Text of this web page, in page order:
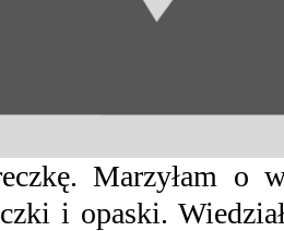
Marzyłam o
i opaski.